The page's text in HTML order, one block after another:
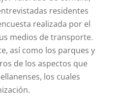
residentes
realizada por el
medios de transporte.
así como los parques y
de los aspectos que
los cuales